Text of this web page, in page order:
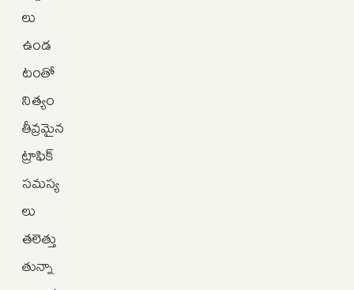
లు
ఉండ
టంతో
నిత్యం
తీవ్రమైన
ట్రాఫిక్
సమస్య
లు
తలెత్తు
తున్నా